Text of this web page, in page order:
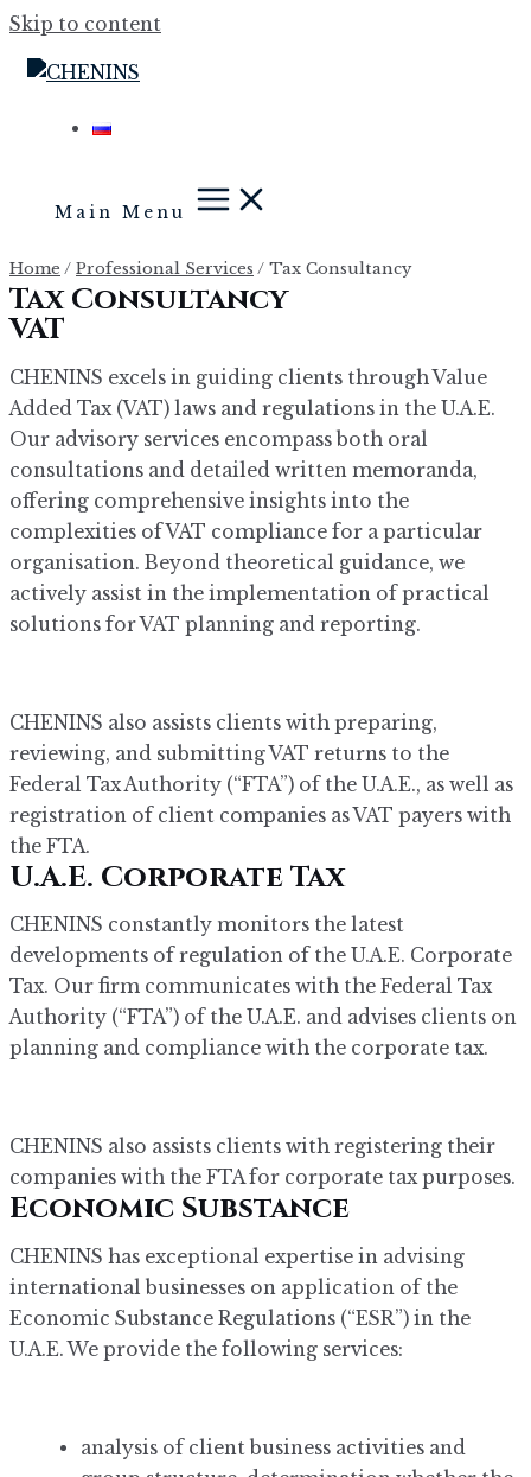
Skip to content
Main Menu
Home / Professional Services / Tax Consultancy
Tax Consultancy
VAT
CHENINS excels in guiding clients through Value
Added Tax (VAT) laws and regulations in the U.A.E.
Our advisory services encompass both oral
consultations and detailed written memoranda,
offering comprehensive insights into the
complexities of VAT compliance for a particular
organisation. Beyond theoretical guidance, we
actively assist in the implementation of practical
solutions for VAT planning and reporting.
CHENINS also assists clients with preparing,
reviewing, and submitting VAT returns to the
Federal Tax Authority (“FTA”) of the U.A.E., as well as
registration of client companies as VAT payers with
the FTA.
U.A.E. Corporate Tax
CHENINS constantly monitors the latest
developments of regulation of the U.A.E. Corporate
Tax. Our firm communicates with the Federal Tax
Authority (“FTA”) of the U.A.E. and advises clients on
planning and compliance with the corporate tax.
CHENINS also assists clients with registering their
companies with the FTA for corporate tax purposes.
Economic Substance
CHENINS has exceptional expertise in advising
international businesses on application of the
Economic Substance Regulations (“ESR”) in the
U.A.E. We provide the following services:
analysis of client business activities and